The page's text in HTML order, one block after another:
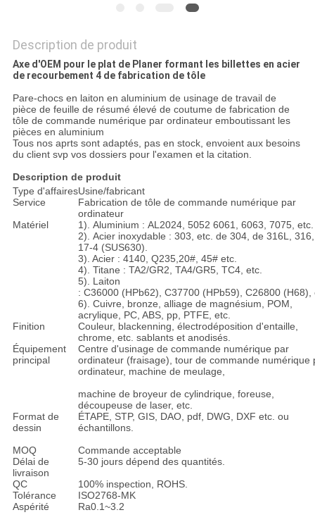
Description de produit
Axe d'OEM pour le plat de Planer formant les billettes en acier
de recourbement 4 de fabrication de tôle
Pare-chocs en laiton en aluminium de usinage de travail de
pièce de feuille de résumé élevé de coutume de fabrication de
tôle de commande numérique par ordinateur emboutissant les
pièces en aluminium
Tous nos aprts sont adaptés, pas en stock, envoient aux besoins
du client svp vos dossiers pour l'examen et la citation.
Description de produit
Type d'affairesUsine/fabricant
Service
Fabrication de tôle de commande numérique par
ordinateur
Matériel
1). Aluminium : AL2024, 5052 6061, 6063, 7075, etc.
2). Acier inoxydable : 303, etc. de 304, de 316L, 316,
17-4 (SUS630).
3). Acier : 4140, Q235,20#, 45# etc.
4). Titane : TA2/GR2, TA4/GR5, TC4, etc.
5). Laiton
: C36000 (HPb62), C37700 (HPb59), C26800 (H68),
6). Cuivre, bronze, alliage de magnésium, POM,
acrylique, PC, ABS, pp, PTFE, etc.
Finition
Couleur, blackenning, électrodéposition d'entaille,
chrome, etc. sablants et anodisés.
Équipement
principal
Centre d'usinage de commande numérique par
ordinateur (fraisage), tour de commande numérique
ordinateur, machine de meulage,
machine de broyeur de cylindrique, foreuse,
découpeuse de laser, etc.
Format de
dessin
ÉTAPE, STP, GIS, DAO, pdf, DWG, DXF etc. ou
échantillons.
MOQ
Commande acceptable
Délai de
livraison
5-30 jours dépend des quantités.
QC
100% inspection, ROHS.
Tolérance
ISO2768-MK
Aspérité
Ra0.1~3.2